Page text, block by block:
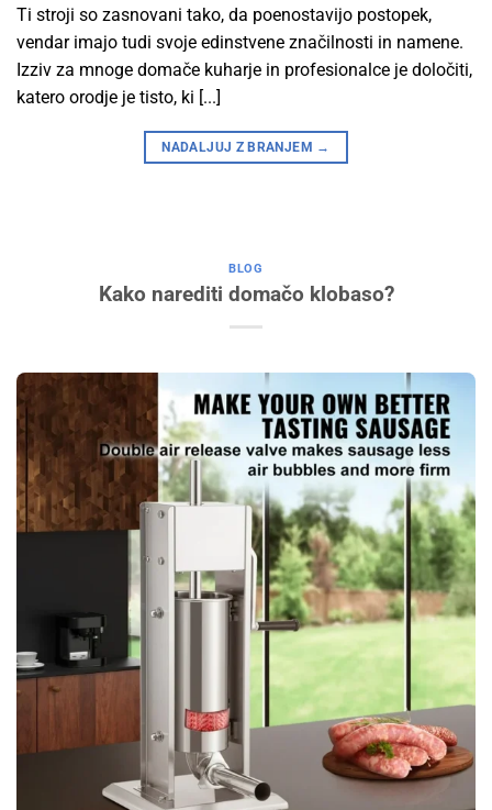
Ti stroji so zasnovani tako, da poenostavijo postopek,
vendar imajo tudi svoje edinstvene značilnosti in namene.
Izziv za mnoge domače kuharje in profesionalce je določiti,
katero orodje je tisto, ki [...]
NADALJUJ Z BRANJEM →
BLOG
Kako narediti domačo klobaso?